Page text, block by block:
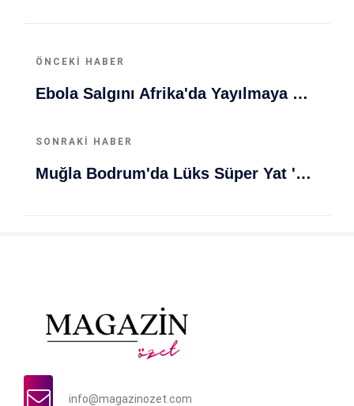
ÖNCEKI HABER
Ebola Salgını Afrika'da Yayılmaya Devam Ediyor: DSÖ'ten Kritik Uyarı
SONRAKI HABER
Muğla Bodrum'da Lüks Süper Yat 'Golden Odyssey' Demirledi
info@magazinozet.com